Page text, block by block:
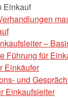
Einkauf
–
Führung für
Einkäufer
und
Einkaufsleiter